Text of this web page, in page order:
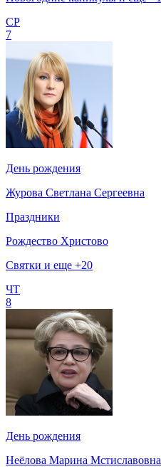
СР
7
День рождения
Журова Светлана Сергеевна
Праздники
Рождество Христово
Святки и еще +20
ЧТ
8
День рождения
Неёлова Марина Мстиславовна